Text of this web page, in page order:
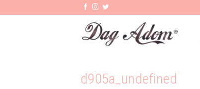
d905a_undefined